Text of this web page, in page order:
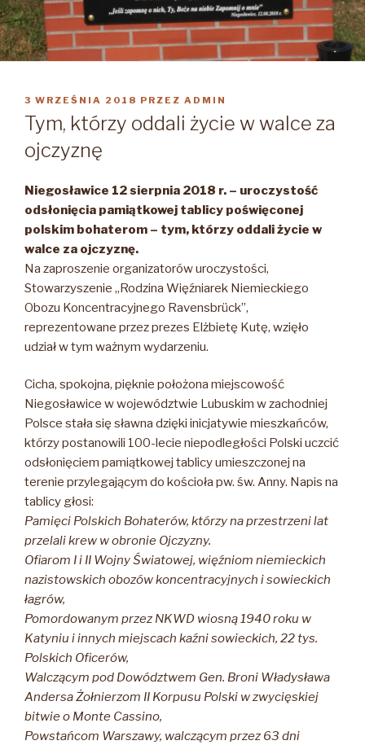
OPUBLIKOWANE
W
3 WRZEŚNIA 2018 PRZEZ ADMIN
Tym, którzy oddali życie w walce za
ojczyznę
Niegosławice 12 sierpnia 2018 r. – uroczystość
odsłonięcia pamiątkowej tablicy poświęconej
polskim bohaterom – tym, którzy oddali życie w
walce za ojczyznę.
Na zaproszenie organizatorów uroczystości,
Stowarzyszenie „Rodzina Więźniarek Niemieckiego
Obozu Koncentracyjnego Ravensbrück”,
reprezentowane przez prezes Elżbietę Kutę, wzięło
udział w tym ważnym wydarzeniu.
Cicha, spokojna, pięknie położona miejscowość
Niegosławice w województwie Lubuskim w zachodniej
Polsce stała się sławna dzięki inicjatywie mieszkańców,
którzy postanowili 100-lecie niepodległości Polski uczcić
odsłonięciem pamiątkowej tablicy umieszczonej na
terenie przylegającym do kościoła pw. św. Anny. Napis na
tablicy głosi:
Pamięci Polskich Bohaterów, którzy na przestrzeni lat
przelali krew w obronie Ojczyzny.
Ofiarom I i II Wojny Światowej, więźniom niemieckich
nazistowskich obozów koncentracyjnych i sowieckich
łagrów,
Pomordowanym przez NKWD wiosną 1940 roku w
Katyniu i innych miejscach kaźni sowieckich, 22 tys.
Polskich Oficerów,
Walczącym pod Dowództwem Gen. Broni Władysława
Andersa Żołnierzom II Korpusu Polski w zwycięskiej
bitwie o Monte Cassino,
Powstańcom Warszawy, walczącym przez 63 dni